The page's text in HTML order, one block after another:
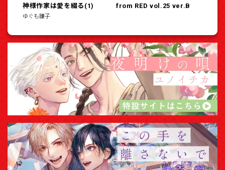
神様作家は愛を綴る(1)
ゆぐも雛子
from RED vol.25 ver.B